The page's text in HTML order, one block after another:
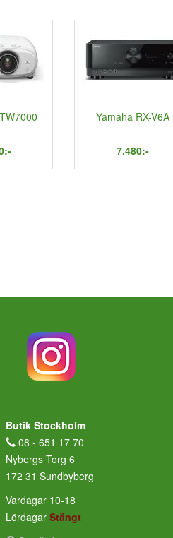
Yamaha RX-V6A
7.480:-
Butik Stockholm
08 - 651 17 70
Nybergs Torg 6
172 31 Sundbyberg
Vardagar 10-18
Lördagar Stängt